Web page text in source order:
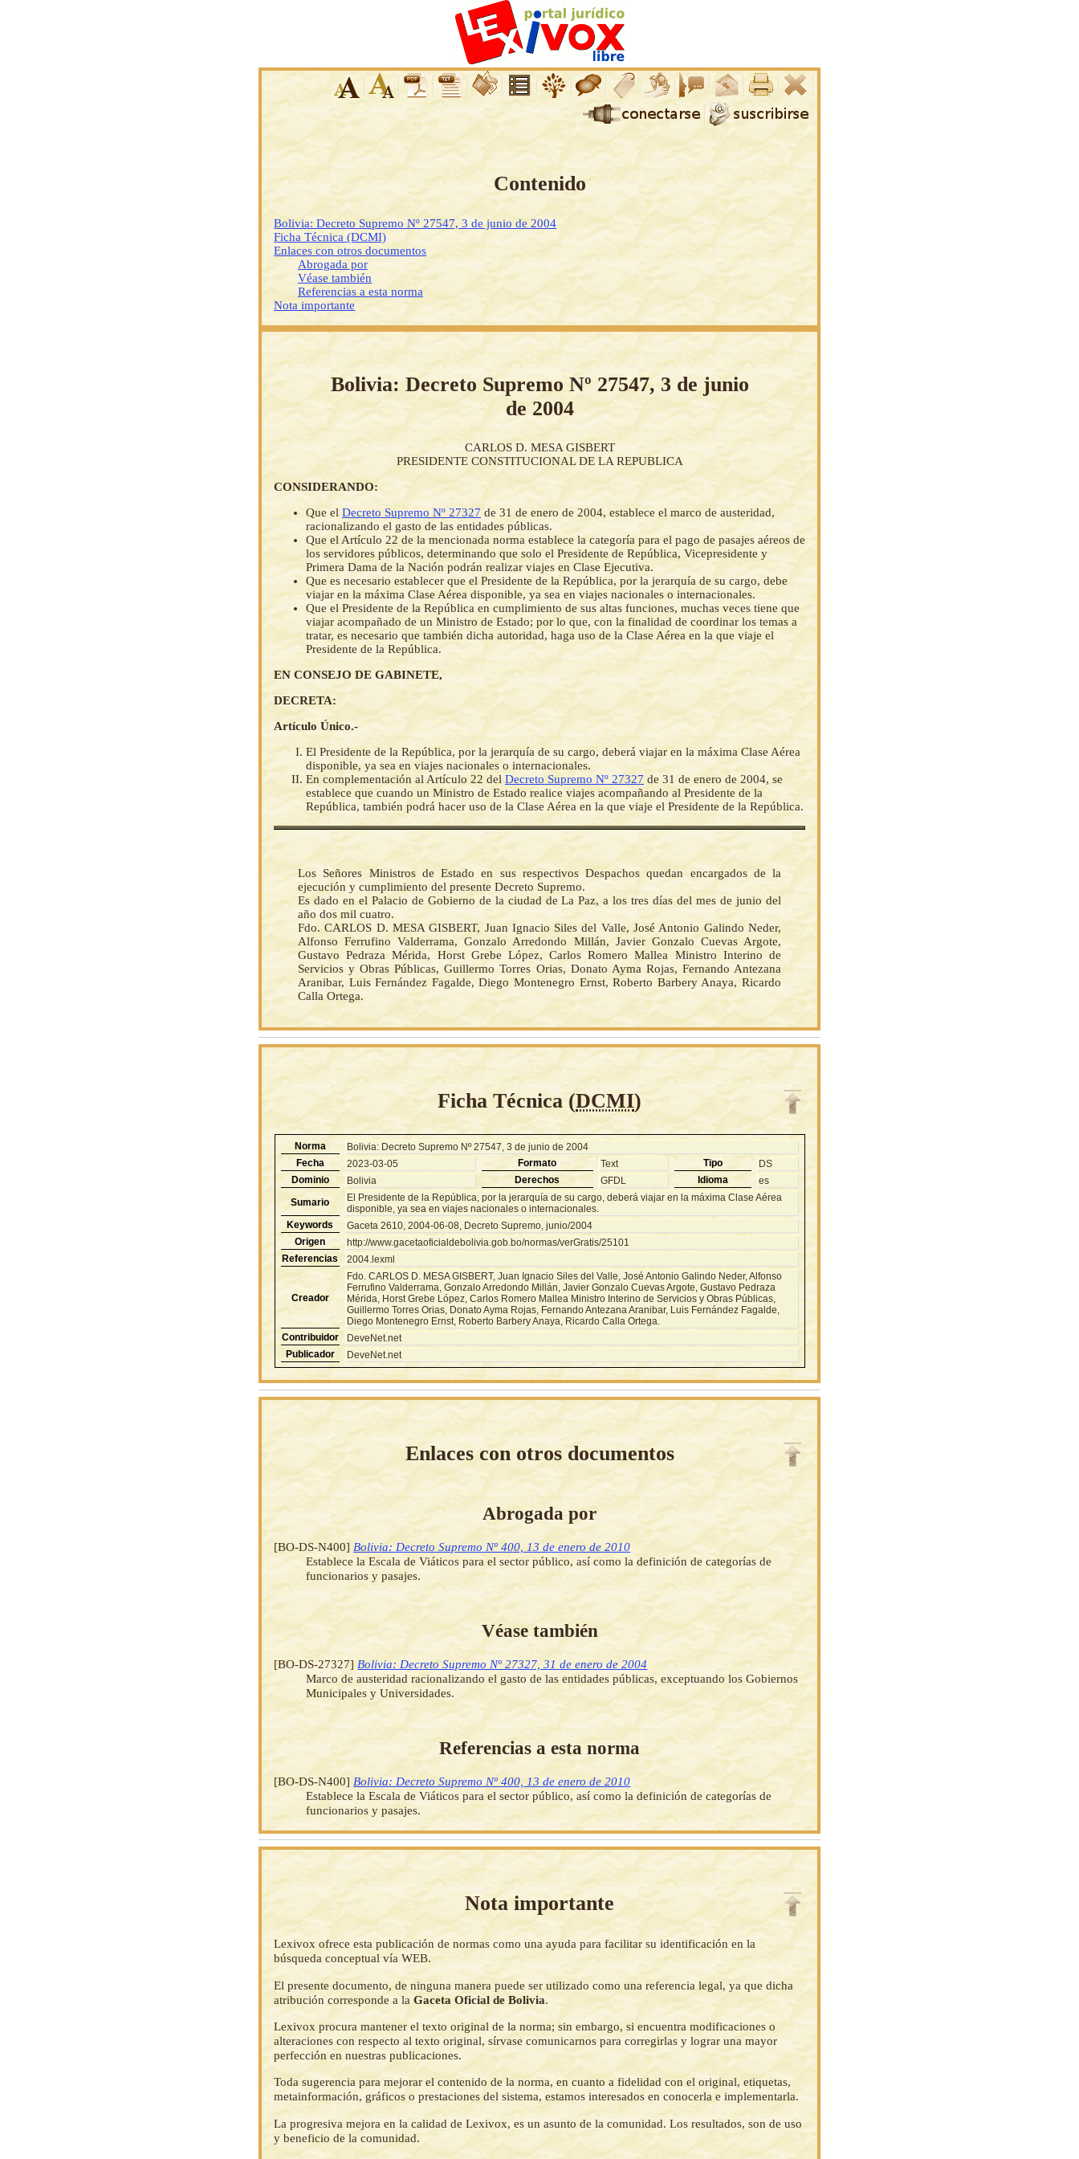
Contenido
Bolivia: Decreto Supremo Nº 27547, 3 de junio de 2004
Ficha Técnica (DCMI)
Enlaces con otros documentos
Abrogada por
Véase también
Referencias a esta norma
Nota importante
Bolivia: Decreto Supremo Nº 27547, 3 de junio
de 2004
CARLOS D. MESA GISBERT
PRESIDENTE CONSTITUCIONAL DE LA REPUBLICA
CONSIDERANDO:
Que el Decreto Supremo Nº 27327 de 31 de enero de 2004, establece el marco de austeridad,
racionalizando el gasto de las entidades públicas.
Que el Artículo 22 de la mencionada norma establece la categoría para el pago de pasajes aéreos de
los servidores públicos, determinando que solo el Presidente de República, Vicepresidente y
Primera Dama de la Nación podrán realizar viajes en Clase Ejecutiva.
Que es necesario establecer que el Presidente de la República, por la jerarquía de su cargo, debe
viajar en la máxima Clase Aérea disponible, ya sea en viajes nacionales o internacionales.
Que el Presidente de la República en cumplimiento de sus altas funciones, muchas veces tiene que
viajar acompañado de un Ministro de Estado; por lo que, con la finalidad de coordinar los temas a
tratar, es necesario que también dicha autoridad, haga uso de la Clase Aérea en la que viaje el
Presidente de la República.
EN CONSEJO DE GABINETE,
DECRETA:
Artículo Único.-
El Presidente de la República, por la jerarquía de su cargo, deberá viajar en la máxima Clase Aérea
disponible, ya sea en viajes nacionales o internacionales.
En complementación al Artículo 22 del Decreto Supremo Nº 27327 de 31 de enero de 2004, se
establece que cuando un Ministro de Estado realice viajes acompañando al Presidente de la
República, también podrá hacer uso de la Clase Aérea en la que viaje el Presidente de la República.
Los Señores Ministros de Estado en sus respectivos Despachos quedan encargados de la
ejecución y cumplimiento del presente Decreto Supremo.
Es dado en el Palacio de Gobierno de la ciudad de La Paz, a los tres días del mes de junio del
año dos mil cuatro.
Fdo. CARLOS D. MESA GISBERT, Juan Ignacio Siles del Valle, José Antonio Galindo Neder,
Alfonso Ferrufino Valderrama, Gonzalo Arredondo Millán, Javier Gonzalo Cuevas Argote,
Gustavo Pedraza Mérida, Horst Grebe López, Carlos Romero Mallea Ministro Interino de
Servicios y Obras Públicas, Guillermo Torres Orias, Donato Ayma Rojas, Fernando Antezana
Aranibar, Luis Fernández Fagalde, Diego Montenegro Ernst, Roberto Barbery Anaya, Ricardo
Calla Ortega.
Ficha Técnica (DCMI)
Norma
Bolivia: Decreto Supremo Nº 27547, 3 de junio de 2004
Fecha
2023-03-05 Formato Text Tipo
DS
Dominio
Bolivia Derechos GFDL Idioma
es
Sumario
El Presidente de la República, por la jerarquía de su cargo, deberá viajar en la máxima Clase Aérea
disponible, ya sea en viajes nacionales o internacionales.
Keywords
Gaceta 2610, 2004-06-08, Decreto Supremo, junio/2004
Origen
http://www.gacetaoficialdebolivia.gob.bo/normas/verGratis/25101
Referencias
2004.lexml
Creador
Fdo. CARLOS D. MESA GISBERT, Juan Ignacio Siles del Valle, José Antonio Galindo Neder, Alfonso
Ferrufino Valderrama, Gonzalo Arredondo Millán, Javier Gonzalo Cuevas Argote, Gustavo Pedraza
Mérida, Horst Grebe López, Carlos Romero Mallea Ministro Interino de Servicios y Obras Públicas,
Guillermo Torres Orias, Donato Ayma Rojas, Fernando Antezana Aranibar, Luis Fernández Fagalde,
Diego Montenegro Ernst, Roberto Barbery Anaya, Ricardo Calla Ortega.
Contribuidor
DeveNet.net
Publicador
DeveNet.net
Enlaces con otros documentos
Abrogada por
[BO-DS-N400] Bolivia: Decreto Supremo Nº 400, 13 de enero de 2010
Establece la Escala de Viáticos para el sector público, así como la definición de categorías de
funcionarios y pasajes.
Véase también
[BO-DS-27327] Bolivia: Decreto Supremo Nº 27327, 31 de enero de 2004
Marco de austeridad racionalizando el gasto de las entidades públicas, exceptuando los Gobiernos
Municipales y Universidades.
Referencias a esta norma
[BO-DS-N400] Bolivia: Decreto Supremo Nº 400, 13 de enero de 2010
Establece la Escala de Viáticos para el sector público, así como la definición de categorías de
funcionarios y pasajes.
Nota importante
Lexivox ofrece esta publicación de normas como una ayuda para facilitar su identificación en la
búsqueda conceptual vía WEB.
El presente documento, de ninguna manera puede ser utilizado como una referencia legal, ya que dicha
atribución corresponde a laGaceta Oficial de Bolivia.
Lexivox procura mantener el texto original de la norma; sin embargo, si encuentra modificaciones o
alteraciones con respecto al texto original, sírvase comunicarnos para corregirlas y lograr una mayor
perfección en nuestras publicaciones.
Toda sugerencia para mejorar el contenido de la norma, en cuanto a fidelidad con el original, etiquetas,
metainformación, gráficos o prestaciones del sistema, estamos interesados en conocerla e implementarla.
La progresiva mejora en la calidad de Lexivox, es un asunto de la comunidad. Los resultados, son de uso
y beneficio de la comunidad.